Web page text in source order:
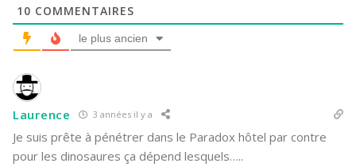
10 COMMENTAIRES
le plus ancien
Laurence 3 années il y a
Je suis prête à pénétrer dans le Paradox hôtel par contre
pour les dinosaures ça dépend lesquels…..